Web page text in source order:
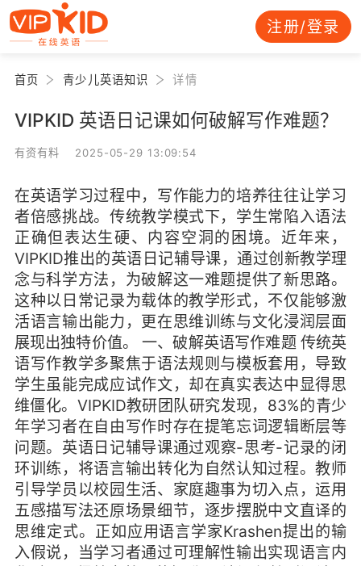
注册/登录
首页 青少儿英语知识 详情
VIPKID 英语日记课如何破解写作难题？
有资有料 2025-05-29 13:09:54
在英语学习过程中，写作能力的培养往往让学习
者倍感挑战。传统教学模式下，学生常陷入语法
正确但表达生硬、内容空洞的困境。近年来，
VIPKID推出的英语日记辅导课，通过创新教学理
念与科学方法，为破解这一难题提供了新思路。
这种以日常记录为载体的教学形式，不仅能够激
活语言输出能力，更在思维训练与文化浸润层面
展现出独特价值。 一、破解英语写作难题 传统英
语写作教学多聚焦于语法规则与模板套用，导致
学生虽能完成应试作文，却在真实表达中显得思
维僵化。VIPKID教研团队研究发现，83%的青少
年学习者在自由写作时存在提笔忘词逻辑断层等
问题。英语日记辅导课通过观察-思考-记录的闭
环训练，将语言输出转化为自然认知过程。教师
引导学员以校园生活、家庭趣事为切入点，运用
五感描写法还原场景细节，逐步摆脱中文直译的
思维定式。正如应用语言学家Krashen提出的输
入假说，当学习者通过可理解性输出实现语言内